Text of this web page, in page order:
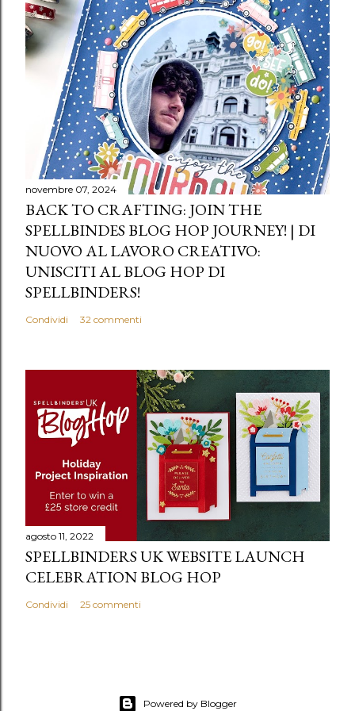
o
novembre 07, 2024
BACK TO CRAFTING: JOIN THE
SPELLBINDES BLOG HOP JOURNEY! | DI
NUOVO AL LAVORO CREATIVO:
UNISCITI AL BLOG HOP DI
SPELLBINDERS!
Condividi 32 commenti
agosto 11, 2022
SPELLBINDERS UK WEBSITE LAUNCH
CELEBRATION BLOG HOP
Condividi 25 commenti
Powered by Blogger